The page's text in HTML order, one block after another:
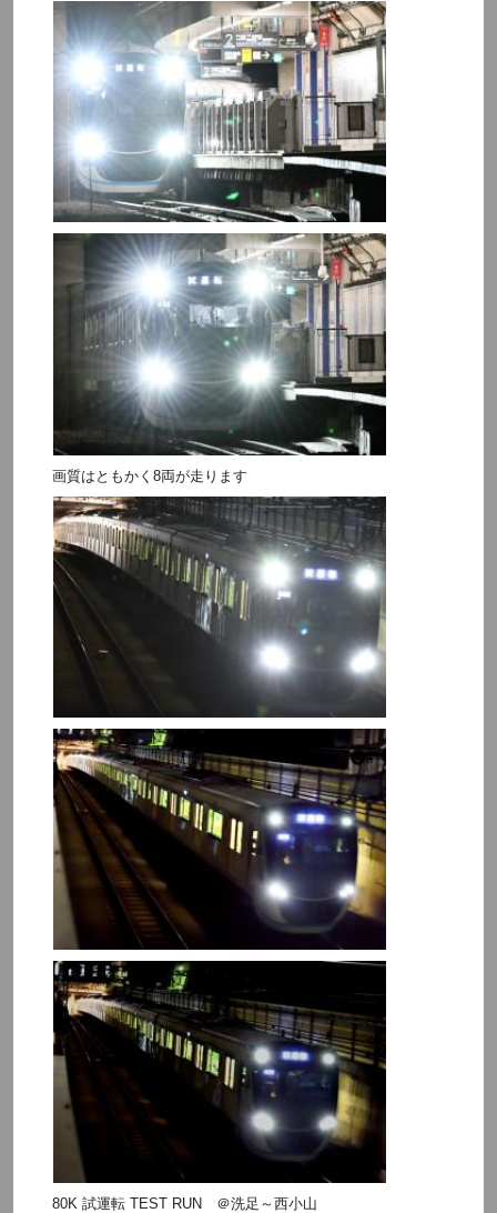
画質はともかく8両が走ります
80K 試運転 TEST RUN ＠洗足～西小山